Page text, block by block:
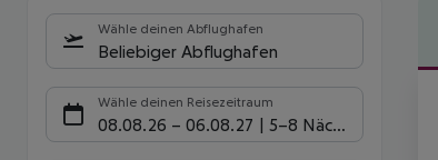
Wähle deinen Abflughafen
Beliebiger Abflughafen
Wähle deinen Reisezeitraum
08.08.26 – 06.08.27 5-8 Nächte